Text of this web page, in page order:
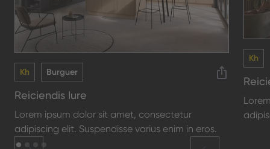
Kh Burguer
Reiciendis Iure
Lorem ipsum dolor sit amet, consectetur
adipiscing elit. Suspendisse varius enim in eros.
Kh